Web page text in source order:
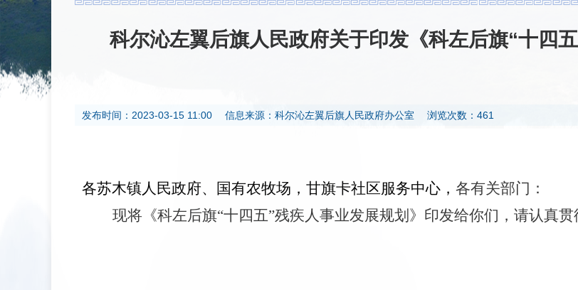
科尔沁左翼后旗人民政府关于印发《科左后旗“十四
发布时间： 2023-03-15 11:00 信息来源： 科尔沁左翼后旗人民政府办公室 浏览次数：461
各苏木镇人民政府、国有农牧场，甘旗卡社区服务中心， 各有关部门 ：
现将《科左后旗“十四五”残疾人事业发展规划》印发给你们，请认真贯